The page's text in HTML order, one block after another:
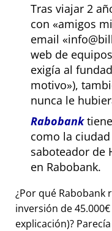
Tras viajar 2
con
amigos
email
web de
exigía al
motivo ),
nunca le
Rabobank
como la
saboteador de
en Rabobank.
¿Por qué
inversión de 45.000€
explicación)?